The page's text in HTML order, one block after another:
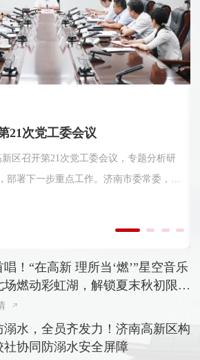
21次党工委会议
新区召开第21次党工委会议，专题分析研
部署下一步重点工作。济南市委常委，济
济部汇报了上半年全区经济社会发展形
、存在问题、下步工作措施；与会人员进
！“在高新 理所当‘燃’”星空音乐
场燃动彩虹湖，解锁夏末秋初限定
溺水，全员齐发力！济南高新区构
社协同防溺水安全屏障